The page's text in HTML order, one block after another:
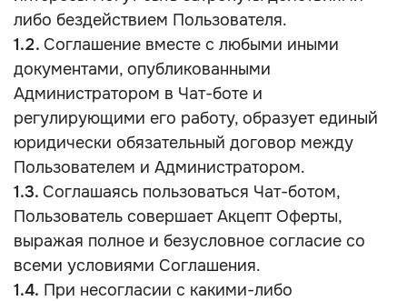
либо бездействием Пользователя.
1.2. Соглашение вместе с любыми иными
документами, опубликованными
Администратором в Чат-боте и
регулирующими его работу, образует единый
юридически обязательный договор между
Пользователем и Администратором.
1.3. Соглашаясь пользоваться Чат-ботом,
Пользователь совершает Акцепт Оферты,
выражая полное и безусловное согласие со
всеми условиями Соглашения.
1.4. При несогласии с какими-либо